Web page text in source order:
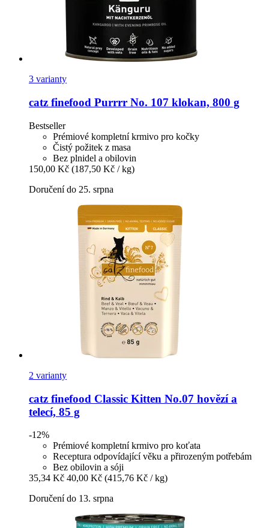
3 varianty
catz finefood Purrrr No. 107 klokan, 800 g
Bestseller
Prémiové kompletní krmivo pro kočky
Čistý požitek z masa
Bez plnidel a obilovin
150,00 Kč (187,50 Kč / kg)
Doručení do 25. srpna
2 varianty
catz finefood Classic Kitten No.07 hovězí a
telecí, 85 g
-12%
Prémiové kompletní krmivo pro koťata
Receptura odpovídající věku a přirozeným potřebám
Bez obilovin a sóji
35,34 Kč 40,00 Kč (415,76 Kč / kg)
Doručení do 13. srpna